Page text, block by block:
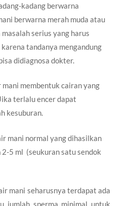
kadang berwarna
berwarna merah muda atau
serius yang harus
tandanya mengandung
didiagnosa dokter.
membentuk cairan yang
terlalu encer dapat
kesuburan.
mani normal yang dihasilkan
2-5 ml (seukuran satu sendok
mani seharusnya terdapat ada
jumlah sperma minimal untuk